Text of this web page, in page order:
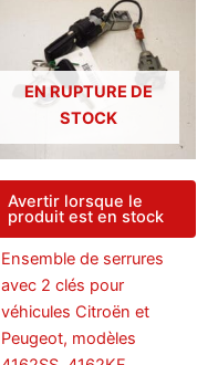
EN RUPTURE DE
STOCK
Avertir lorsque le
produit est en stock
Ensemble de serrures
avec 2 clés pour
véhicules Citroën et
Peugeot, modèles